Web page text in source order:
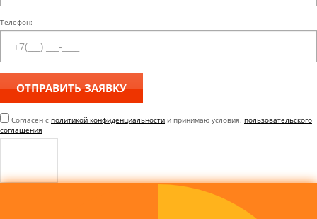
Телефон:
Согласен с политикой конфиденциальности и принимаю условия. пользовательского
соглашения